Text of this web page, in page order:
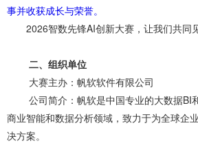
事并收获成长与荣誉。
2026智数先锋AI创新大赛，让我们共同
二、组织单位
大赛主办：帆软软件有限公司
公司简介：帆软是中国专业的大数据BI
商业智能和数据分析领域，致力于为全球企
决方案。